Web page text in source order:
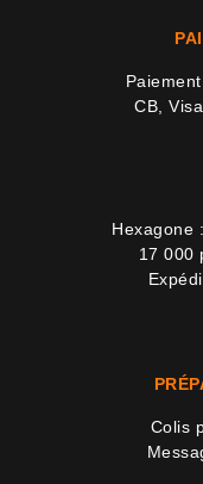
CB,
Hexagone
17 000
Colis